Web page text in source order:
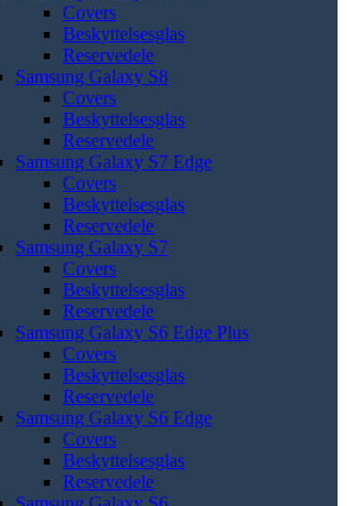
Covers
Beskyttelsesglas
Reservedele
Samsung Galaxy S8
Covers
Beskyttelsesglas
Reservedele
Samsung Galaxy S7 Edge
Covers
Beskyttelsesglas
Reservedele
Samsung Galaxy S7
Covers
Beskyttelsesglas
Reservedele
Samsung Galaxy S6 Edge Plus
Covers
Beskyttelsesglas
Reservedele
Samsung Galaxy S6 Edge
Covers
Beskyttelsesglas
Reservedele